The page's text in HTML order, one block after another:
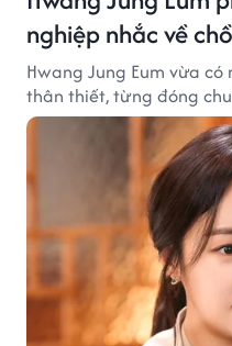
nghiệp nhắc về
Hwang Jung Eum vừa
thân thiết, từng đóng